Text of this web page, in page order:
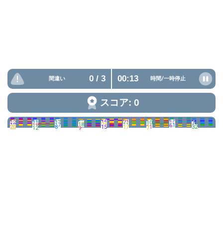
間違い 0/ 3 00:13 時間/一時停止
スコア: 0
3 11
12 11 17 16 21
16 15
10 16 7
918 17
18 18 24 11 21
6
20 8
12 15 17
9 11 32
7